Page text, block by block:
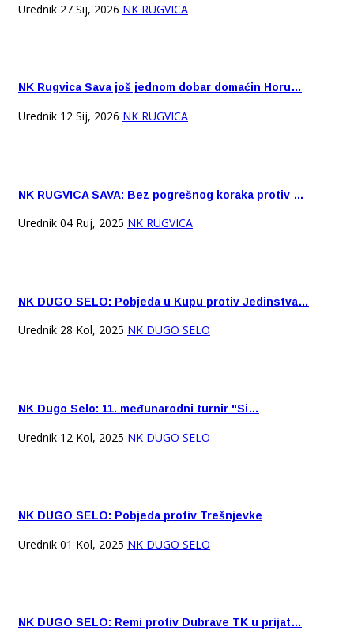
Urednik 27 Sij, 2026 NK RUGVICA
NK Rugvica Sava još jednom dobar domaćin Horu…
Urednik 12 Sij, 2026 NK RUGVICA
NK RUGVICA SAVA: Bez pogrešnog koraka protiv …
Urednik 04 Ruj, 2025 NK RUGVICA
NK DUGO SELO: Pobjeda u Kupu protiv Jedinstva…
Urednik 28 Kol, 2025 NK DUGO SELO
NK Dugo Selo: 11. međunarodni turnir "Si…
Urednik 12 Kol, 2025 NK DUGO SELO
NK DUGO SELO: Pobjeda protiv Trešnjevke
Urednik 01 Kol, 2025 NK DUGO SELO
NK DUGO SELO: Remi protiv Dubrave TK u prijat…